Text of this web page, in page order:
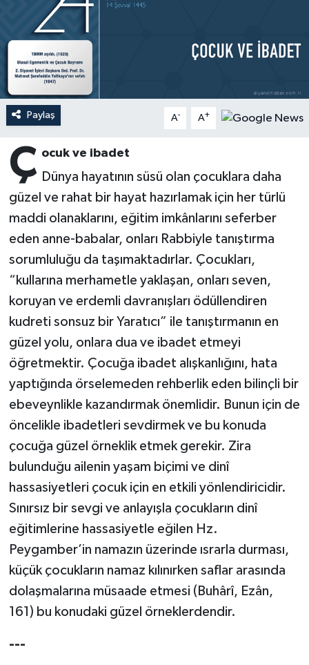
Paylaş A- A+
Ç ocuk ve ibadet
Dünya hayatının süsü olan çocuklara daha
güzel ve rahat bir hayat hazırlamak için her türlü
maddi olanaklarını, eğitim imkânlarını seferber
eden anne-babalar, onları Rabbiyle tanıştırma
sorumluluğu da taşımaktadırlar. Çocukları,
“kullarına merhametle yaklaşan, onları seven,
koruyan ve erdemli davranışları ödüllendiren
kudreti sonsuz bir Yaratıcı” ile tanıştırmanın en
güzel yolu, onlara dua ve ibadet etmeyi
öğretmektir. Çocuğa ibadet alışkanlığını, hata
yaptığında örselemeden rehberlik eden bilinçli bir
ebeveynlikle kazandırmak önemlidir. Bunun için de
öncelikle ibadetleri sevdirmek ve bu konuda
çocuğa güzel örneklik etmek gerekir. Zira
bulunduğu ailenin yaşam biçimi ve dinî
hassasiyetleri çocuk için en etkili yönlendiricidir.
Sınırsız bir sevgi ve anlayışla çocukların dinî
eğitimlerine hassasiyetle eğilen Hz.
Peygamber’in namazın üzerinde ısrarla durması,
küçük çocukların namaz kılınırken saflar arasında
dolaşmalarına müsaade etmesi (Buhârî, Ezân,
161) bu konudaki güzel örneklerdendir.
---
Ardahan Müftülüğü
Artvin Müftülüğü
Aydın Müftülüğü
Batman Müftülüğü
Bayburt Müftülüğü
Bingöl Müftülüğü
Bitlis Müftülüğü
Bolu Müftülüğü
Burdur Müftülüğü
Bursa Müftülüğü
Çanakkale Müftülüğü
Çankırı Müftülüğü
Çorum Müftülüğü
Denizli Müftülüğü
Kudüs
Kurban
Mukabele
Sahabeler
Zekat
Hutbeler
DİYANET AKADEMİ
DİYANET GENÇLİK
Dünya
Eğitim
Aile
Sağlık
Makaleler
Ekonomi
Duyurular
Podcast
Bilim, Teknoloji
Biyografiler
Diyanet TV